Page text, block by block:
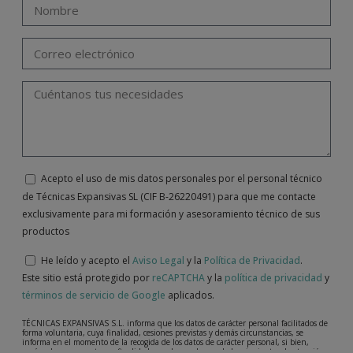
Acepto el uso de mis datos personales por el personal técnico
de Técnicas Expansivas SL (CIF B-26220491) para que me contacte
exclusivamente para mi formación y asesoramiento técnico de sus
productos
He leído y acepto el Aviso Legal y la Política de Privacidad.
Este sitio está protegido por reCAPTCHAy la política de privacidad y
términos de servicio de Google aplicados.
TÉCNICAS EXPANSIVAS S.L. informa que los datos de carácter personal facilitados de
forma voluntaria, cuya finalidad, cesiones previstas y demás circunstancias, se
informa en el momento de la recogida de los datos de carácter personal, si bien,